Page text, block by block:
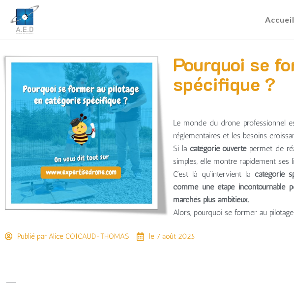
Accueil
Pourquoi se
spécifique ?
Le monde du drone professionnel
réglementaires et les besoins
Si la catégorie ouvertepermet de
simples, elle montre rapidement ses
C’est là qu’intervient la catégorie
comme une étape incontournable
marchés plus ambitieux.
Alors, pourquoi se former au
Publié par Alice COICAUD-THOMAS le 7 août 2025